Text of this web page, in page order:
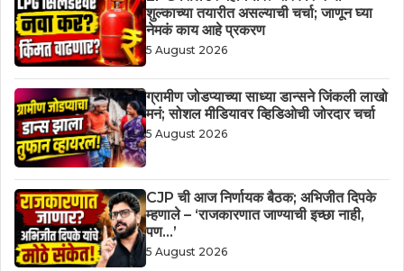
शुल्काच्या तयारीत असल्याची चर्चा; जाणून घ्या
नेमकं काय आहे प्रकरण
5 August 2026
ग्रामीण जोडप्याच्या साध्या डान्सने जिंकली लाखो
मनं; सोशल मीडियावर व्हिडिओची जोरदार चर्चा
5 August 2026
CJP ची आज निर्णायक बैठक; अभिजीत दिपके
म्हणाले – ‘राजकारणात जाण्याची इच्छा नाही,
पण…’
5 August 2026